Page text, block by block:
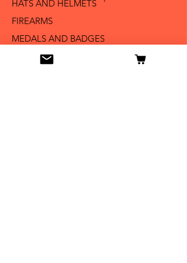
HATS AND HELMETS '
FIREARMS
MEDALS AND BADGES
BAYONETS